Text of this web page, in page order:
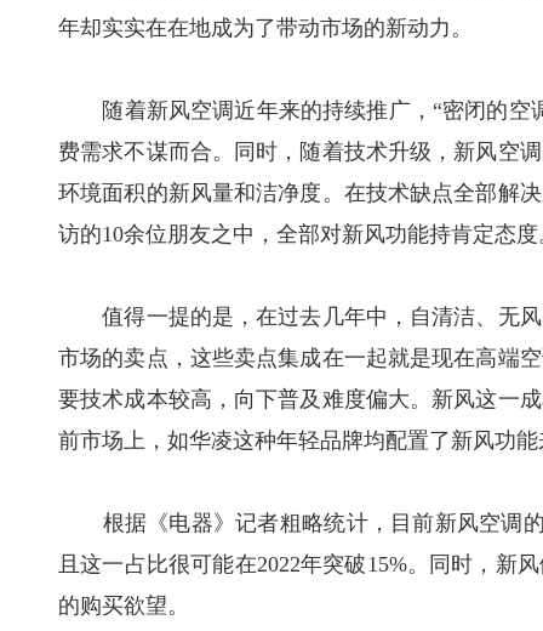
年却实实在在地成为了带动市场的新动力。
随着新风空调近年来的持续推广，“密闭的空
费需求不谋而合。同时，随着技术升级，新风空
环境面积的新风量和洁净度。在技术缺点全部解
访的10余位朋友之中，全部对新风功能持肯定态度
值得一提的是，在过去几年中，自清洁、无风
市场的卖点，这些卖点集成在一起就是现在高端
要技术成本较高，向下普及难度偏大。新风这一
前市场上，如华凌这种年轻品牌均配置了新风功
根据《电器》记者粗略统计，目前新风空调的
且这一占比很可能在2022年突破15%。同时，新
的购买欲望。